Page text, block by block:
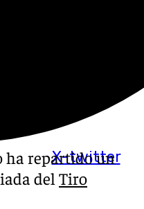
X-twitter
ha repartido un
del Tiro